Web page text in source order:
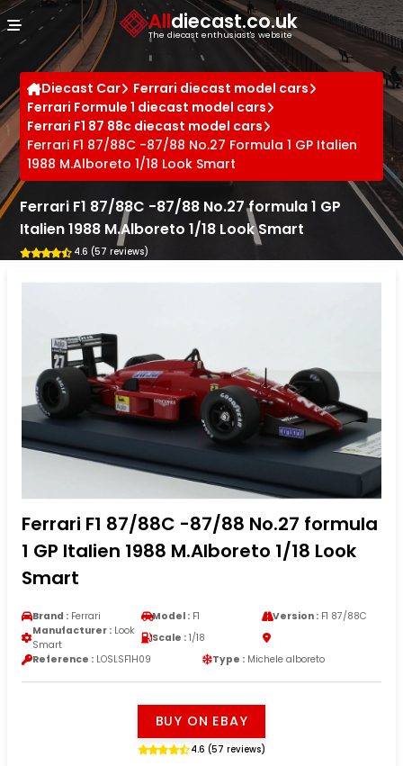
Alldiecast.co.uk
The diecast enthusiast's website
Diecast Car
Ferrari diecast model cars
Ferrari Formule 1 diecast model cars
Ferrari F1 87 88c diecast model cars
Ferrari F1 87/88C -87/88 No.27 Formula 1 GP Italien
1988 M.Alboreto 1/18 Look Smart
Ferrari F1 87/88C -87/88 No.27 formula 1 GP
Italien 1988 M.Alboreto 1/18 Look Smart
4.6 (57 reviews)
Ferrari F1 87/88C -87/88 No.27 formula
1 GP Italien 1988 M.Alboreto 1/18 Look
Smart
Brand : Ferrari Model : F1 Version :F1 87/88C
Manufacturer : Look
Smart
Scale : 1/18
Reference : LOSLSF1H09 Type : Michele alboreto
BUY ON EBAY
4.6 (57 reviews)
Cookies management panel